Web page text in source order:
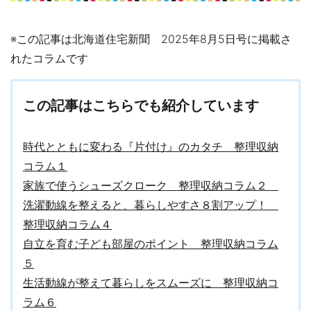
※この記事は北海道住宅新聞 2025年8月5日号に掲載さ
れたコラムです
この記事はこちらでも紹介しています
時代とともに変わる『片付け』のカタチ 整理収納
コラム１
家族で使うシューズクローク 整理収納コラム２
洗濯動線を整えると、暮らしやすさ８割アップ！
整理収納コラム４
自立を育む子ども部屋のポイント 整理収納コラム
５
生活動線が整えて暮らしをスムーズに 整理収納コ
ラム６